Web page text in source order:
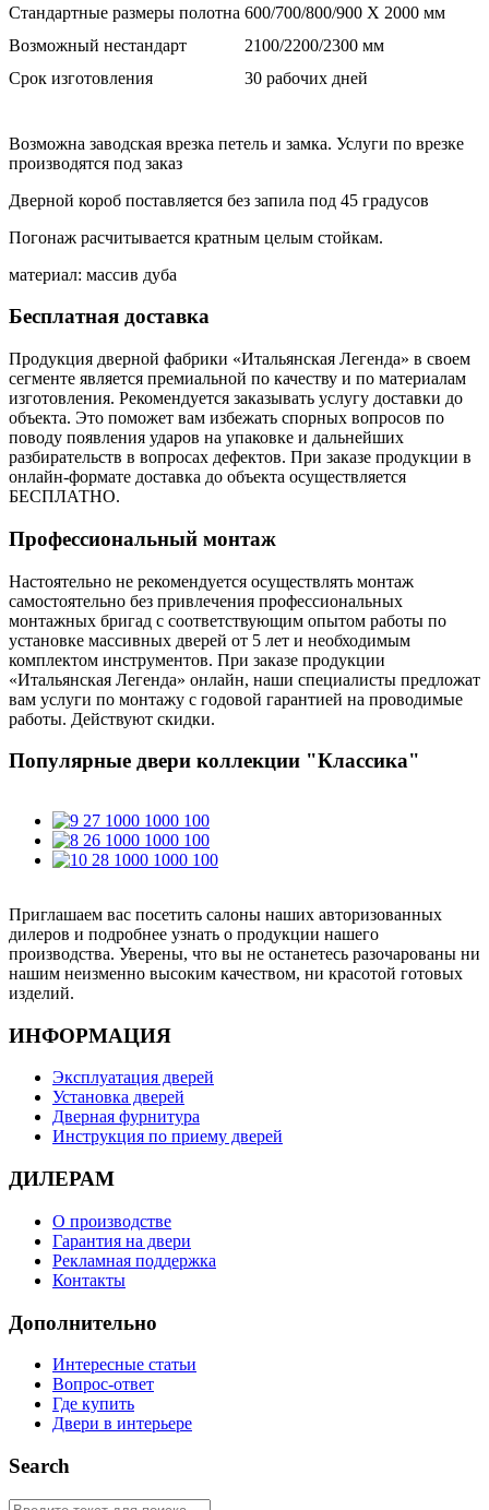
Стандартные размеры полотна 600/700/800/900 Х 2000 мм
Возможный нестандарт
2100/2200/2300 мм
Срок изготовления
30 рабочих дней
Возможна заводская врезка петель и замка. Услуги по врезке
производятся под заказ
Дверной короб поставляется без запила под 45 градусов
Погонаж расчитывается кратным целым стойкам.
материал: массив дуба
Бесплатная доставка
Продукция дверной фабрики «Итальянская Легенда» в своем
сегменте является премиальной по качеству и по материалам
изготовления. Рекомендуется заказывать услугу доставки до
объекта. Это поможет вам избежать спорных вопросов по
поводу появления ударов на упаковке и дальнейших
разбирательств в вопросах дефектов. При заказе продукции в
онлайн-формате доставка до объекта осуществляется
БЕСПЛАТНО.
Профессиональный монтаж
Настоятельно не рекомендуется осуществлять монтаж
самостоятельно без привлечения профессиональных
монтажных бригад с соответствующим опытом работы по
установке массивных дверей от 5 лет и необходимым
комплектом инструментов. При заказе продукции
«Итальянская Легенда» онлайн, наши специалисты предложат
вам услуги по монтажу с годовой гарантией на проводимые
работы. Действуют скидки.
Популярные двери коллекции "Классика"
Приглашаем вас посетить салоны наших авторизованных
дилеров и подробнее узнать о продукции нашего
производства. Уверены, что вы не останетесь разочарованы ни
нашим неизменно высоким качеством, ни красотой готовых
изделий.
ИНФОРМАЦИЯ
Эксплуатация дверей
Установка дверей
Дверная фурнитура
Инструкция по приему дверей
ДИЛЕРАМ
О производстве
Гарантия на двери
Рекламная поддержка
Контакты
Дополнительно
Интересные статьи
Вопрос-ответ
Где купить
Двери в интерьере
Search